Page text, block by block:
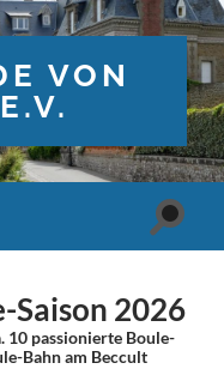
VON
Saison 2026
10 passionierte Boule-
Bahn am Beccult